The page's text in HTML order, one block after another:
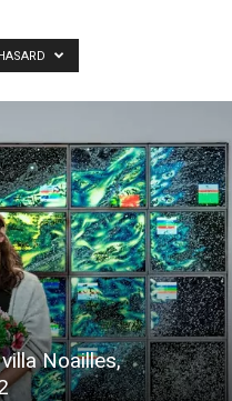
Noailles,